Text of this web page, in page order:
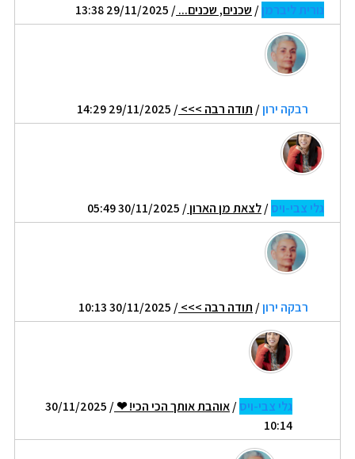
נורית ליברמן/ שכנים, שכנים.../ 29/11/2025 13:38
רבקה ירון/ תודה רבה >>>/ 29/11/2025 14:29
גלי צבי-ויס/לצאת מן הארון/ 30/11/2025 05:49
רבקה ירון/ תודה רבה >>>/ 30/11/2025 10:13
גלי צבי-ויס/אוהבת אותך הכי הכי! ❤
/ 30/11/2025
10:14